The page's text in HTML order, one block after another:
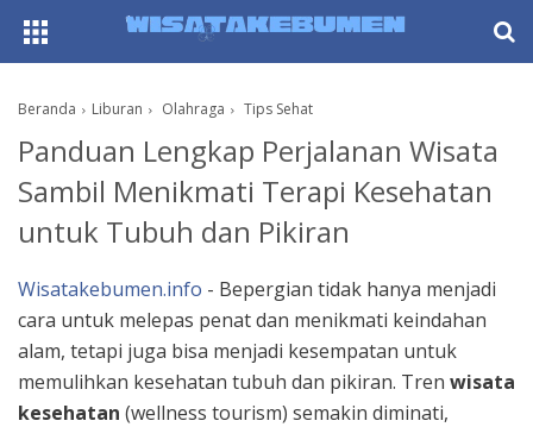
Beranda Liburan Olahraga Tips Sehat
Panduan Lengkap Perjalanan Wisata
Sambil Menikmati Terapi Kesehatan
untuk Tubuh dan Pikiran
Wisatakebumen.info - Bepergian tidak hanya menjadi
cara untuk melepas penat dan menikmati keindahan
alam, tetapi juga bisa menjadi kesempatan untuk
memulihkan kesehatan tubuh dan pikiran. Tren wisata
kesehatan (wellness tourism) semakin diminati,